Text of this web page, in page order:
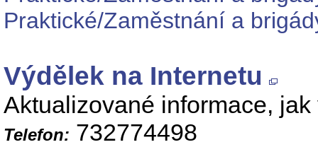
Praktické/Zaměstnání a
Výdělek na Internetu
Aktualizované informace,
Telefon: 732774498